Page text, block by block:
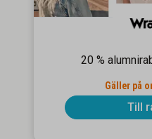
20 %
Gäller på
Till